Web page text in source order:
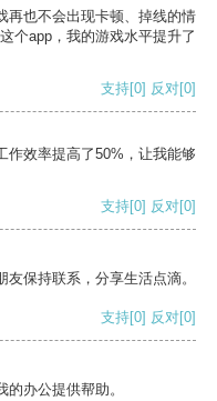
再也不会出现卡顿、掉线的情
个app，我的游戏水平提升了
支持[0] 反对[0]
作效率提高了50%，让我能够
支持[0] 反对[0]
保持联系，分享生活点滴。
支持[0] 反对[0]
办公提供帮助。